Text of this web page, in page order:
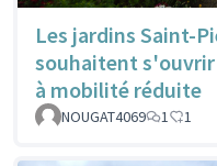
Les jardins Saint-
souhaitent s'ouvrir
à mobilité réduite
NOUGAT4069 1 1